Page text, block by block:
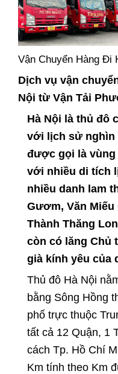
Vận Chuyển Hàng Đi
Dịch vụ vận
Nội từ Vận Tải
Hà Nội là thủ đô
với lịch sử nghìn
được gọi là vùng
với nhiều di tích
nhiều danh lam
Gươm, Văn Miếu
Thành Thăng
còn có lăng Chủ
già kính yêu của
Thủ đô Hà Nội
bằng Sông Hồng
phố trực thuộc
tất cả 12 Quận, 1
cách Tp. Hồ Chí
Km tính theo Km